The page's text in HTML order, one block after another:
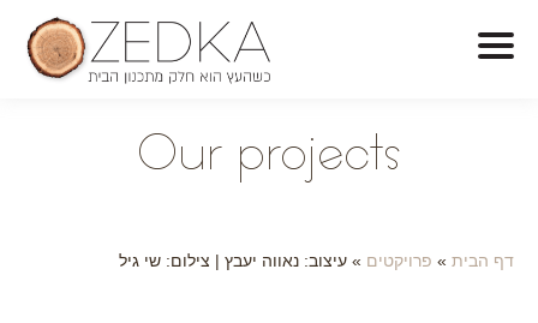
Our projects
דף הבית » פרויקטים » עיצוב: נאווה יעבץ | צילום: שי גיל